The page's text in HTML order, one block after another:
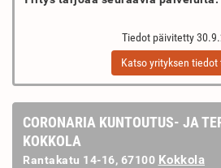
Tiedot päivitetty
Katso yrityksen tiedot
CORONARIA KUNTOUTUS- JA
KOKKOLA
Rantakatu 14-16, 67100 Kokkola